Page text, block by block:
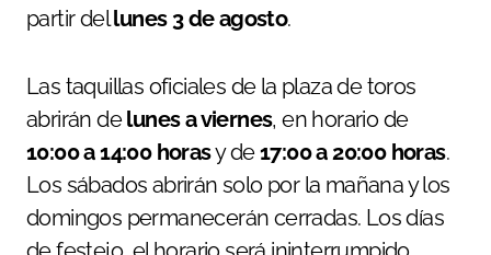
partir dellunes 3 de agosto.
Las taquillas oficiales de la plaza de toros
abrirán delunes a viernes, en horario de
10:00 a 14:00 horasy de17:00 a 20:00 horas.
Los sábados abrirán solo por la mañana y los
domingos permanecerán cerradas. Los días